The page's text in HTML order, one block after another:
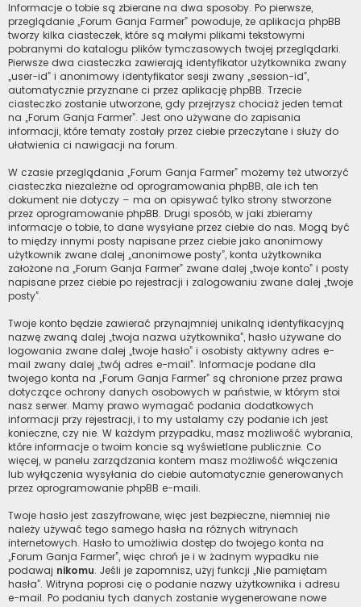
Informacje o tobie są zbierane na dwa sposoby. Po pierwsze,
przeglądanie „Forum Ganja Farmer” powoduje, że aplikacja phpBB
tworzy kilka ciasteczek, które są małymi plikami tekstowymi
pobranymi do katalogu plików tymczasowych twojej przeglądarki.
Pierwsze dwa ciasteczka zawierają identyfikator użytkownika zwany
„user-id” i anonimowy identyfikator sesji zwany „session-id”,
automatycznie przyznane ci przez aplikację phpBB. Trzecie
ciasteczko zostanie utworzone, gdy przejrzysz chociaż jeden temat
na „Forum Ganja Farmer”. Jest ono używane do zapisania
informacji, które tematy zostały przez ciebie przeczytane i służy do
ułatwienia ci nawigacji na forum.
W czasie przeglądania „Forum Ganja Farmer” możemy też utworzyć
ciasteczka niezależne od oprogramowania phpBB, ale ich ten
dokument nie dotyczy – ma on opisywać tylko strony stworzone
przez oprogramowanie phpBB. Drugi sposób, w jaki zbieramy
informacje o tobie, to dane wysyłane przez ciebie do nas. Mogą być
to między innymi posty napisane przez ciebie jako anonimowy
użytkownik zwane dalej „anonimowe posty”, konta użytkownika
założone na „Forum Ganja Farmer” zwane dalej „twoje konto” i posty
napisane przez ciebie po rejestracji i zalogowaniu zwane dalej „twoje
posty”.
Twoje konto będzie zawierać przynajmniej unikalną identyfikacyjną
nazwę zwaną dalej „twoja nazwa użytkownika”, hasło używane do
logowania zwane dalej „twoje hasło” i osobisty aktywny adres e-
mail zwany dalej „twój adres e-mail”. Informacje podane dla
twojego konta na „Forum Ganja Farmer” są chronione przez prawa
dotyczące ochrony danych osobowych w państwie, w którym stoi
nasz serwer. Mamy prawo wymagać podania dodatkowych
informacji przy rejestracji, i to my ustalamy czy podanie ich jest
konieczne, czy nie. W każdym przypadku, masz możliwość wybrania,
które informacje o twoim koncie są wyświetlane publicznie. Co
więcej, w panelu zarządzania kontem masz możliwość włączenia
lub wyłączenia wysyłania do ciebie automatycznie generowanych
przez oprogramowanie phpBB e-maili.
Twoje hasło jest zaszyfrowane, więc jest bezpieczne, niemniej nie
należy używać tego samego hasła na różnych witrynach
internetowych. Hasło to umożliwia dostęp do twojego konta na
„Forum Ganja Farmer”, więc chroń je i w żadnym wypadku nie
podawaj nikomu. Jeśli je zapomnisz, użyj funkcji „Nie pamiętam
hasła”. Witryna poprosi cię o podanie nazwy użytkownika i adresu
e-mail. Po podaniu tych danych zostanie wygenerowane nowe